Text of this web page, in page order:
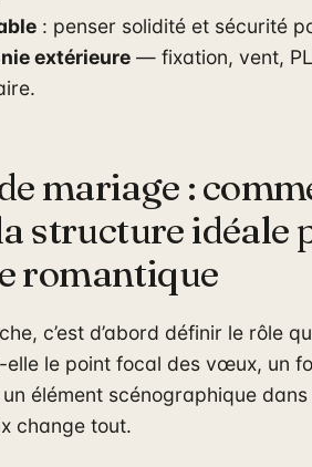
: penser solidité et sécurité
extérieure— fixation, vent,
mariage :
structure idéale
romantique
c’est d’abord définir le rôle
elle le point focal des vœux, un
élément scénographique
change tout.